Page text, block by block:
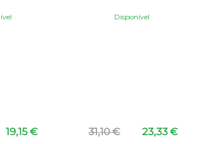
17,96 €
Disponível
12,44 € 9,33 €